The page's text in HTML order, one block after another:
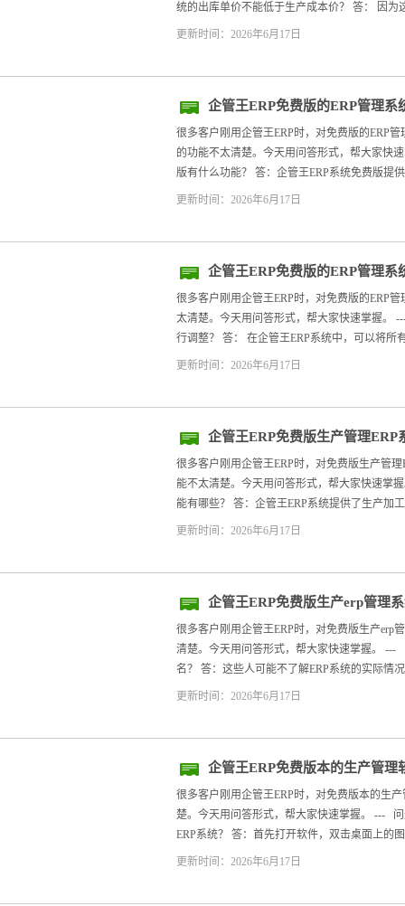
统的出库单价不能低于生产成本价？ 答： 因为
更新时间：2026年6月17日
企管王ERP免费版的ERP管理
很多客户刚用企管王ERP时，对免费版的ERP
的功能不太清楚。今天用问答形式，帮大家快
版有什么功能？ 答：企管王ERP系统免费版提
更新时间：2026年6月17日
企管王ERP免费版的ERP管理系
很多客户刚用企管王ERP时，对免费版的ERP
太清楚。今天用问答形式，帮大家快速掌握。
行调整？ 答： 在企管王ERP系统中，可以将所
更新时间：2026年6月17日
企管王ERP免费版生产管理ERP
很多客户刚用企管王ERP时，对免费版生产管
能不太清楚。今天用问答形式，帮大家快速掌
能有哪些？ 答：企管王ERP系统提供了生产加
更新时间：2026年6月17日
企管王ERP免费版生产erp管理
很多客户刚用企管王ERP时，对免费版生产erp
清楚。今天用问答形式，帮大家快速掌握。 ---
名？ 答：这些人可能不了解ERP系统的实际情
更新时间：2026年6月17日
企管王ERP免费版本的生产管理
很多客户刚用企管王ERP时，对免费版本的生
楚。今天用问答形式，帮大家快速掌握。 ---
ERP系统？ 答：首先打开软件，双击桌面上的
更新时间：2026年6月17日